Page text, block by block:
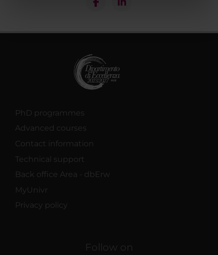
nostri partner che si occupano di analisi dei dati web,
con altre informazioni che hai fornito loro o che hanno
PhD programmes
Advanced courses
Contact information
Technical support
Back office Area - dbErw
MyUnivr
Privacy policy
Follow on